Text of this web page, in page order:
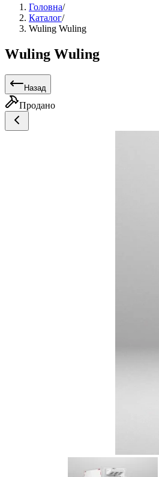
Головна/
Каталог/
Wuling Wuling
Wuling Wuling
Назад
Продано